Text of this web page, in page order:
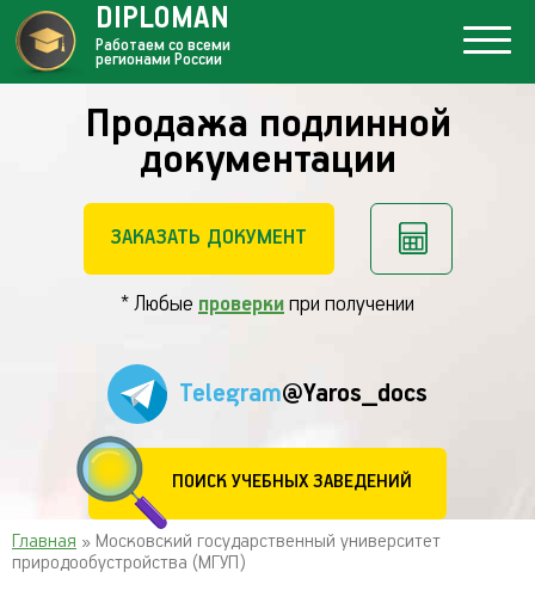
Продажа подлинной
документации
ЗАКАЗАТЬ ДОКУМЕНТ
* Любые проверки при получении
Telegram@Yaros_docs
ПОИСК УЧЕБНЫХ ЗАВЕДЕНИЙ
DIPLOMAN
Работаем со всеми
регионами России
Главная » Московский государственный университет
природообустройства (МГУП)